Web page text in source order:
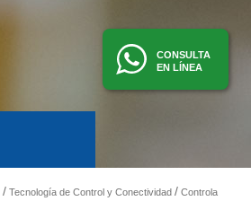
CONSULTA
EN LÍNEA
Tecnología de Control y Conectividad Controlador Móvil